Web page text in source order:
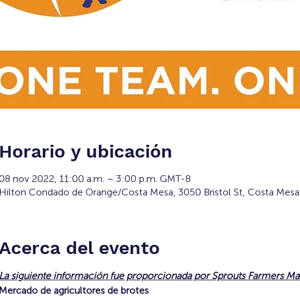
Horario y ubicación
nov 2022, 11:00 a.m. – 3:00 p.m. GMT-8
Hilton Condado de Orange/Costa Mesa, 3050 Bristol St, Costa Mesa,
Acerca del evento
La siguiente información fue proporcionada por Sprouts Farmers
Mercado de agricultores de brotes